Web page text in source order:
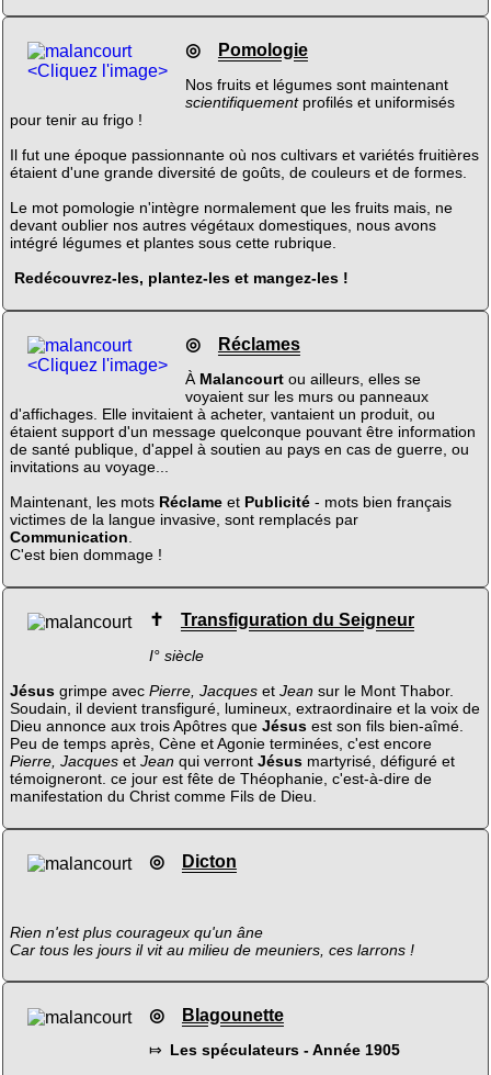
<Cliquez l'image>
◎ Pomologie
Nos fruits et légumes sont maintenant
scientifiquementprofilés et uniformisés
pour tenir au frigo !
Il fut une époque passionnante où nos cultivars et variétés fruitières
étaient d'une grande diversité de goûts, de couleurs et de formes.
Le mot pomologie n'intègre normalement que les fruits mais, ne
devant oublier nos autres végétaux domestiques, nous avons
intégré légumes et plantes sous cette rubrique.
Redécouvrez-les, plantez-les et mangez-les !
<Cliquez l'image>
◎ Réclames
À Malancourtou ailleurs, elles se
voyaient sur les murs ou panneaux
d'affichages. Elle invitaient à acheter, vantaient un produit, ou
étaient support d'un message quelconque pouvant être information
de santé publique, d'appel à soutien au pays en cas de guerre, ou
invitations au voyage...
Maintenant, les mots Réclameet Publicité- mots bien français
victimes de la langue invasive, sont remplacés par
Communication
C'est bien dommage !
✝ Transfiguration du Seigneur
I° siècle
Jésusgrimpe avec Pierre, Jacqueset Jean sur le Mont Thabor.
Soudain, il devient transfiguré, lumineux, extraordinaire et la voix de
Dieu annonce aux trois Apôtres que Jésusest son fils bien-aîmé.
Peu de temps après, Cène et Agonie terminées, c'est encore
Pierre, Jacqueset Jean qui verront Jésusmartyrisé, défiguré et
témoigneront. ce jour est fête de Théophanie, c'est-à-dire de
manifestation du Christ comme Fils de Dieu.
◎ Dicton
Rien n'est plus courageux qu'un âne
Car tous les jours il vit au milieu de meuniers, ces larrons !
◎ Blagounette
⤇ Les spéculateurs - Année 1905